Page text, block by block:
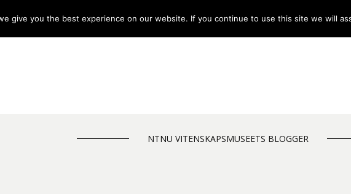
NTNU VITENSKAPSMUSEETS BLOGGER
give you the best experience on our website. If you continue to use this site we will